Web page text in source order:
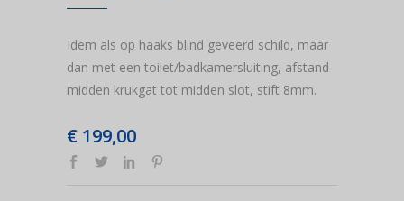
Idem als op haaks blind geveerd schild, maar
dan met een toilet/badkamersluiting, afstand
midden krukgat tot midden slot, stift 8mm.
€ 199,00